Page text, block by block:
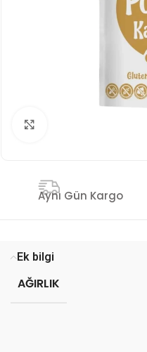
Aynı Gün Kargo
Ek bilgi
AĞIRLIK